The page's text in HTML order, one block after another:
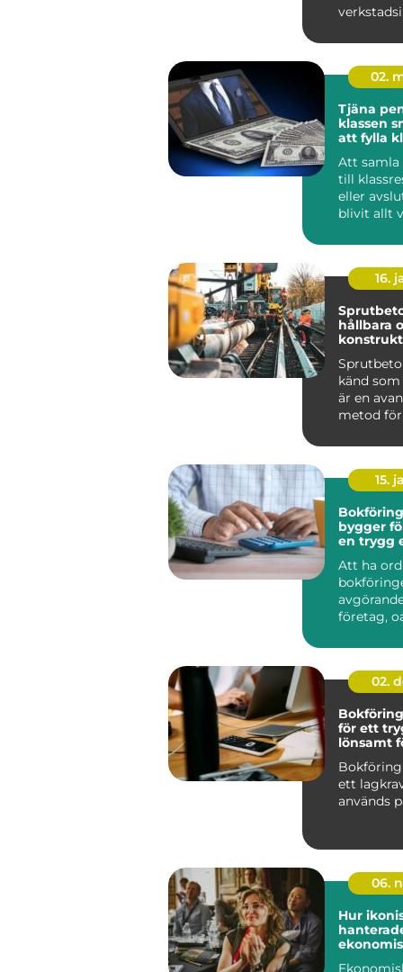
02.
Tjäna
klassen smarta sätt
att fylla
Att samla
till
eller
blivit allt
16.
hållbara
känd
är en
metod
15.
bygger
en trygg
Att ha
företag,
02.
för ett
lönsamt
ett
används
06.
Hur